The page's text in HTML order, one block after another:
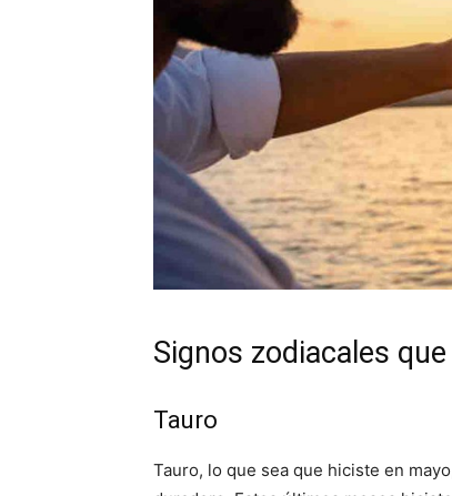
Signos zodiacales
Tauro
Tauro, lo que sea que hiciste en